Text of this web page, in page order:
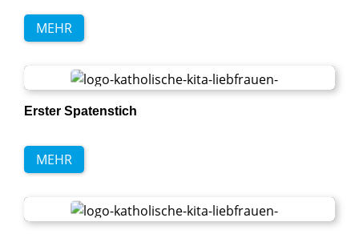
MEHR
Erster Spatenstich
MEHR